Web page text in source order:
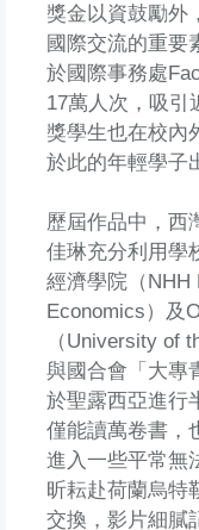
獎金以資鼓勵外
國際交流的重要
於國際事務處
17萬人次，吸引
獎學生也在校內
於此的年輕學子
歷屆作品中，西
佳琳充分利用學
經濟學院（NHH
Economics）及
（University of
與國合會「大專
於聖露西亞進行
僅能讀萬卷書，
進入一些平常無
昕耘赴荷蘭烏特
交換，影片細膩